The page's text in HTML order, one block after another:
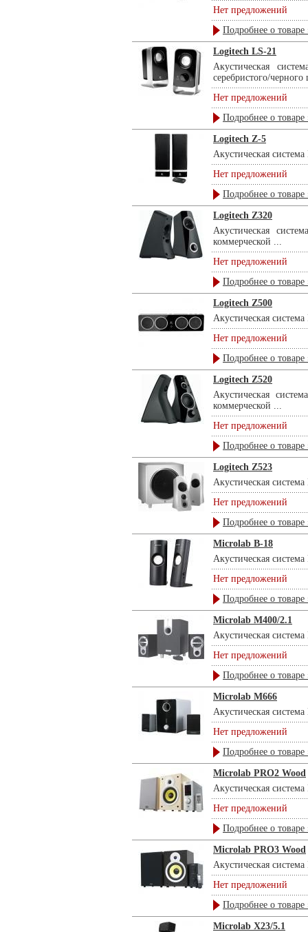
Нет предложений
Подробнее о товаре
Logitech LS-21
Акустическая
серебристого/
Нет предложений
Подробнее о товаре
Logitech Z-5
Акустическая
Нет предложений
Подробнее о товаре
Logitech Z320
Акустическая
коммерческой ...
Нет предложений
Подробнее о товаре
Logitech Z500
Акустическая
Нет предложений
Подробнее о товаре
Logitech Z520
Акустическая
коммерческой ...
Нет предложений
Подробнее о товаре
Logitech Z523
Акустическая
Нет предложений
Подробнее о товаре
Microlab B-18
Акустическая
Нет предложений
Подробнее о товаре
Microlab M400/2.1
Акустическая
Нет предложений
Подробнее о товаре
Microlab M666
Акустическая
Нет предложений
Подробнее о товаре
Microlab PRO2 Wood
Акустическая
Нет предложений
Подробнее о товаре
Microlab PRO3 Wood
Акустическая
Нет предложений
Подробнее о товаре
Microlab X23/5.1